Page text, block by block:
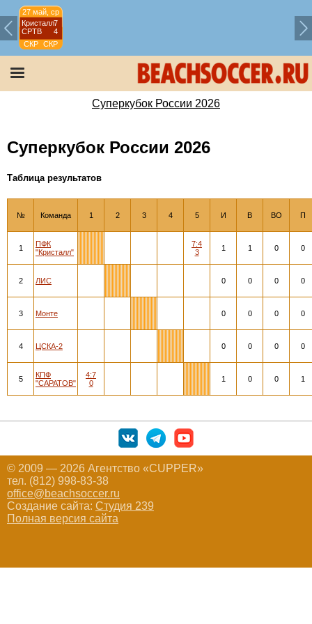
27 май, ср
Кристалл7
СРТВ
4
СКР
СКР
2026
Суперкубок России 2026
Суперкубок России 2026
Таблица результатов
№ Команда 1 2 3 4 5 И В ВО П
1
ПФК
"Кристалл"
7:4
3
1 1 0 0
2 ЛИС 0 0 0 0
3 Монте 0 0 0 0
4 ЦСКА-2 0 0 0 0
5
КПФ
"САРАТОВ"
4:7
0
1 0 0 1
© 2009 — 2026 Агентство «CUPPER»
тел. (812) 998-83-38
office@beachsoccer.ru
Создание сайта: Студия 239
Полная версия сайта